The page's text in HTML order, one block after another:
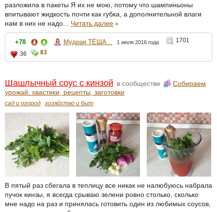
разложила в пакеты Я их не мою, потому что шампиньоны
впитывают жидкость почти как губка, а дополнительной влаги
нам в них не надо... Читать далее»
+78 Мудрая ТЁЩА... 1 июля 2016 года
1701
36
83
Шашлычный соус с кинзой в сообществе
Собираем
урожай: хвастики, рецепты, заготовки
сад и огород хозяйство и быт
В пятый раз сбегала в теплицу все никак не налюбуюсь набрала
пучок кинзы, я всегда срываю зелени ровно столько, сколько
мне надо на раз и принялась готовить один из любимых соусов,